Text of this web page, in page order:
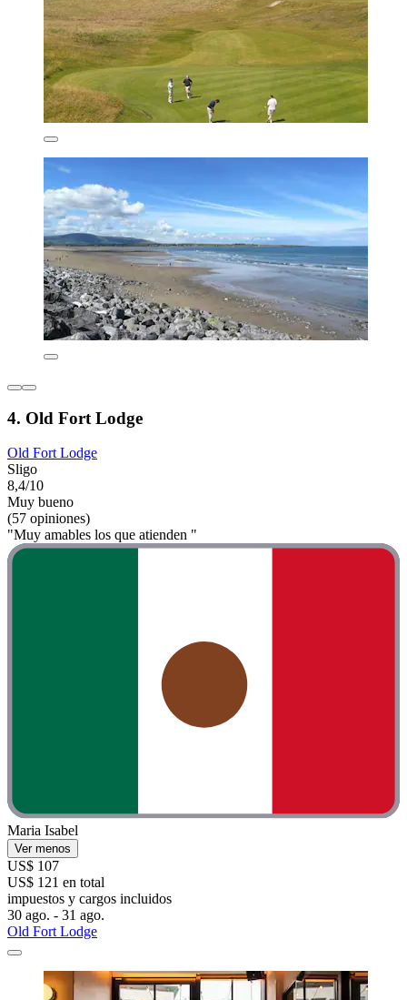
4. Old Fort Lodge
Old Fort Lodge
Sligo
8,4/10
Muy bueno
(57 opiniones)
"Muy amables los que atienden "
Maria Isabel
Ver menos
US$ 107
US$ 121 en total
impuestos y cargos incluidos
30 ago. - 31 ago.
Old Fort Lodge